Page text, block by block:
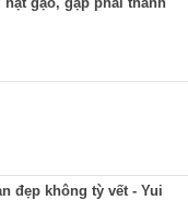
đẹp không tỳ vết - Yui